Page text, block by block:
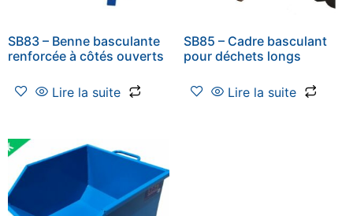
SB83 – Benne basculante
renforcée à côtés ouverts
Lire la suite
SB85 – Cadre basculant
pour déchets longs
Lire la suite